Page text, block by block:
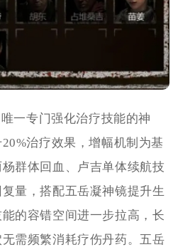
一专门强化治疗技能的神
治疗效果，增幅机制为基
群体回血、卢吉单体续航技
量，搭配五岳凝神镜提升生
的容错空间进一步拉高，长
需频繁消耗疗伤丹药。五岳